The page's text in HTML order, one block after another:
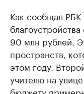
Как сообщал РБК
90 млн рублей.
пространств,
этом году.
учителю на